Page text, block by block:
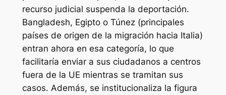
recurso judicial suspenda la deportación.
Bangladesh, Egipto o Túnez (principales
países de origen de la migración hacia Italia)
entran ahora en esa categoría, lo que
facilitaría enviar a sus ciudadanos a centros
fuera de la UE mientras se tramitan sus
casos. Además, se institucionaliza la figura